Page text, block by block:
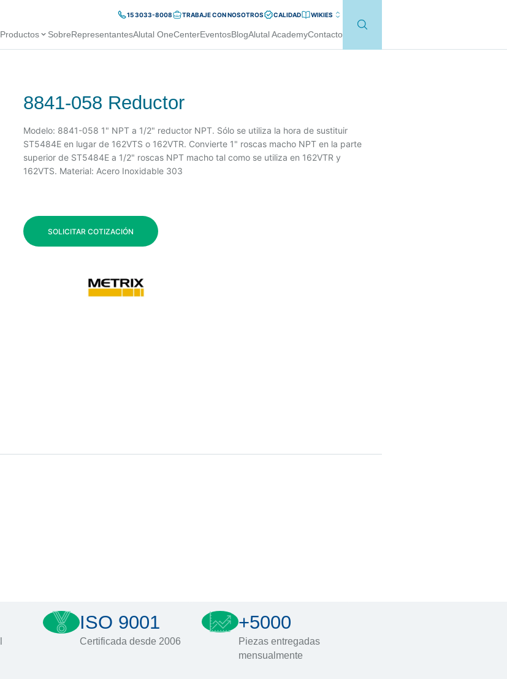
15 3033-8008 TRABAJE CON NOSOTROS CALIDAD WIKIES
Productos SobreRepresentantesAlutal OneCenterEventosBlogAlutal AcademyContacto
8841-058 Reductor
Modelo: 8841-058 1" NPT a 1/2" reductor NPT. Sólo se utiliza la hora de sustituir
ST5484E en lugar de 162VTS o 162VTR. Convierte 1" roscas macho NPT en la parte
superior de ST5484E a 1/2" roscas NPT macho tal como se utiliza en 162VTR y
162VTS. Material: Acero Inoxidable 303
SOLICITAR COTIZACIÓN
ISO 9001
Certificada desde 2006
+5000
Piezas entregadas
mensualmente